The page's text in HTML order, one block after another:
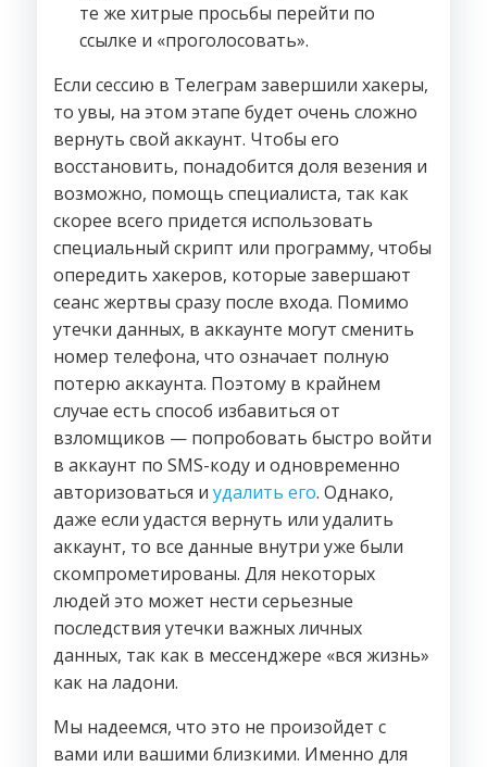
те же хитрые просьбы перейти по
ссылке и «проголосовать».
Если сессию в Телеграм завершили хакеры,
то увы, на этом этапе будет очень сложно
вернуть свой аккаунт. Чтобы его
восстановить, понадобится доля везения и
возможно, помощь специалиста, так как
скорее всего придется использовать
специальный скрипт или программу, чтобы
опередить хакеров, которые завершают
сеанс жертвы сразу после входа. Помимо
утечки данных, в аккаунте могут сменить
номер телефона, что означает полную
потерю аккаунта. Поэтому в крайнем
случае есть способ избавиться от
взломщиков — попробовать быстро войти
в аккаунт по SMS-коду и одновременно
авторизоваться и удалить его. Однако,
даже если удастся вернуть или удалить
аккаунт, то все данные внутри уже были
скомпрометированы. Для некоторых
людей это может нести серьезные
последствия утечки важных личных
данных, так как в мессенджере «вся жизнь»
как на ладони.
Мы надеемся, что это не произойдет с
вами или вашими близкими. Именно для